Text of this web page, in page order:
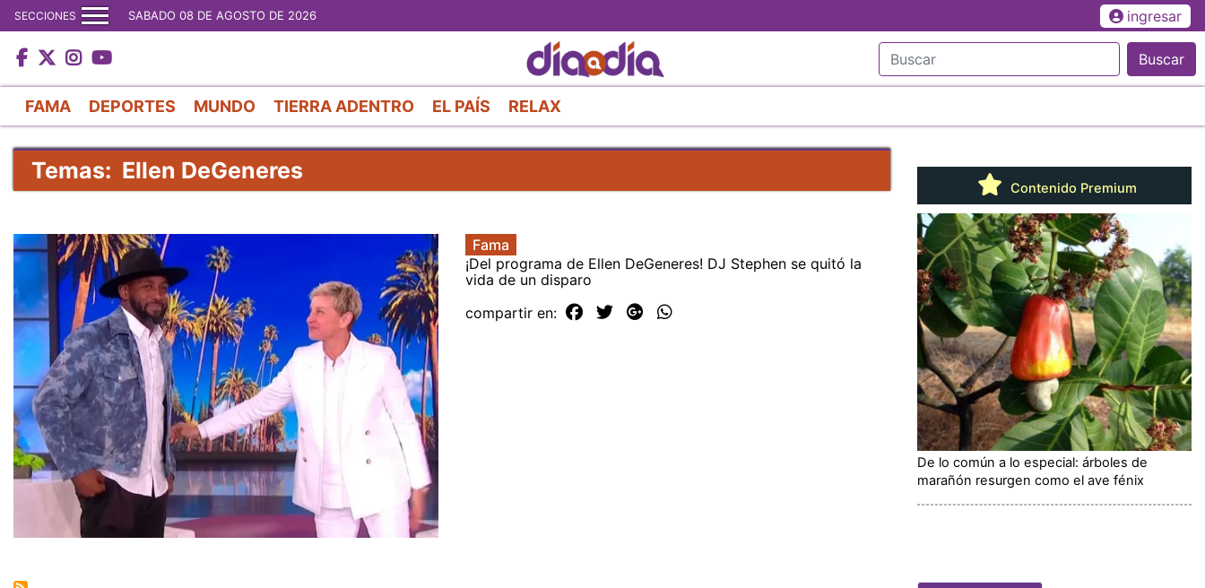
al
contenido
principal
SECCIONES SABADO 08 DE AGOSTO DE 2026 ingresar
Buscar
FAMA DEPORTES MUNDO TIERRA ADENTRO EL PAÍS RELAX
Temas: Ellen DeGeneres
Fama
¡Del programa de Ellen DeGeneres! DJ Stephen se quitó la
vida de un disparo
compartir en:
Contenido Premium
De lo común a lo especial: árboles de
marañón resurgen como el ave fénix